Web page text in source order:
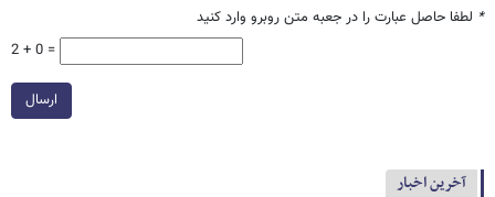
* لطفا حاصل عبارت را در جعبه متن روبرو وارد کنید
2 + 0 =
ارسال
آخرین اخبار